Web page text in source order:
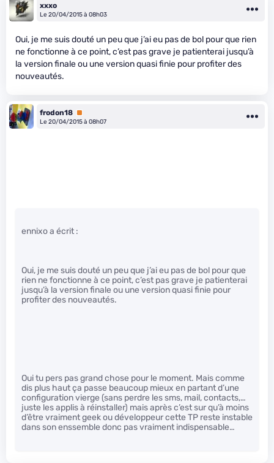
xxxo
Le 20/04/2015 à 08h03
Oui, je me suis douté un peu que j’ai eu pas de bol pour que rien
ne fonctionne à ce point, c’est pas grave je patienterai jusqu’à
la version finale ou une version quasi finie pour profiter des
nouveautés.
frodon18 Premium
Le 20/04/2015 à 08h07
ennixo a écrit :
Oui, je me suis douté un peu que j’ai eu pas de bol pour que
rien ne fonctionne à ce point, c’est pas grave je patienterai
jusqu’à la version finale ou une version quasi finie pour
profiter des nouveautés.
Oui tu pers pas grand chose pour le moment. Mais comme
dis plus haut ça passe beaucoup mieux en partant d’une
configuration vierge (sans perdre les sms, mail, contacts,…
juste les applis à réinstaller) mais après c’est sur qu’à moins
d’être vraiment geek ou développeur cette TP reste instable
dans son enssemble donc pas vraiment indispensable…